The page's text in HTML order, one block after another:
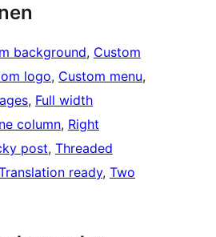
background, Custom
logo, Custom menu
, Full width
column, Right
post, Threaded
ready, Two